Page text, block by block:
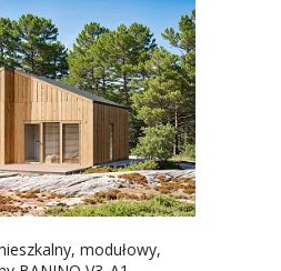
modułowy,